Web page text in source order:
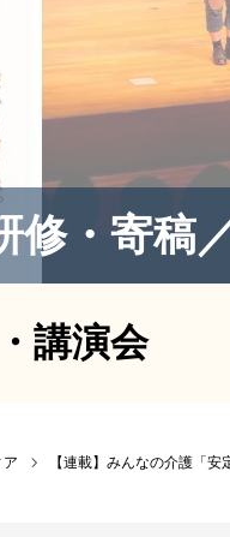
修・寄稿
講演会
ア 【連載】みんなの介護「